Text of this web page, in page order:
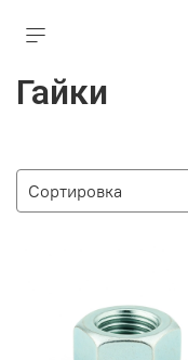
Гайки